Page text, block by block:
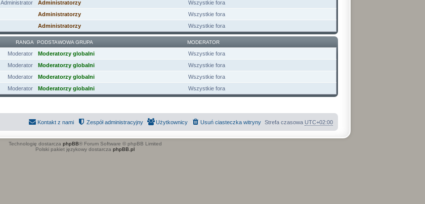
Administrator
Administratorzy
Wszystkie fora
Administratorzy
Wszystkie fora
Administratorzy Wszystkie fora
RANGA PODSTAWOWA GRUPA MODERATOR
Moderator Moderatorzy globalni
Wszystkie fora
Moderator
Moderatorzy globalni
Wszystkie fora
Moderator
Moderatorzy globalni
Wszystkie fora
Moderator
Moderatorzy globalni Wszystkie fora
Strefa czasowa UTC+02:00
Usuń ciasteczka witryny
Użytkownicy
Zespół administracyjny
Kontakt z nami
Technologię dostarcza phpBB® Forum Software © phpBB Limited
Polski pakiet językowy dostarcza phpBB.pl